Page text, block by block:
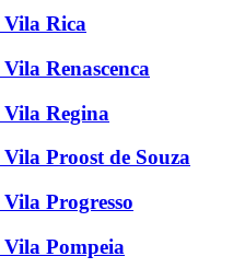
Vila Rica
Renascenca
Regina
Proost de Souza
Progresso
Pompeia